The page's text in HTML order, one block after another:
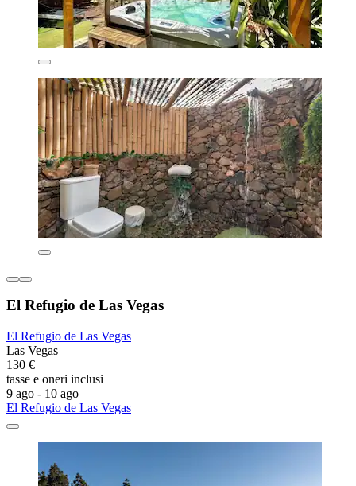
El Refugio de Las Vegas
El Refugio de Las Vegas
Las Vegas
130 €
tasse e oneri inclusi
9 ago - 10 ago
El Refugio de Las Vegas